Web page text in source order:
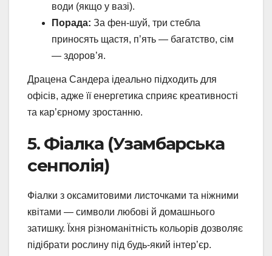
води (якщо у вазі).
Порада: За фен-шуй, три стебла
приносять щастя, п’ять — багатство, сім
— здоров’я.
Драцена Сандера ідеально підходить для
офісів, адже її енергетика сприяє креативності
та кар’єрному зростанню.
5. Фіалка (Узамбарська
сенполія)
Фіалки з оксамитовими листочками та ніжними
квітами — символи любові й домашнього
затишку. Їхня різноманітність кольорів дозволяє
підібрати рослину під будь-який інтер’єр.